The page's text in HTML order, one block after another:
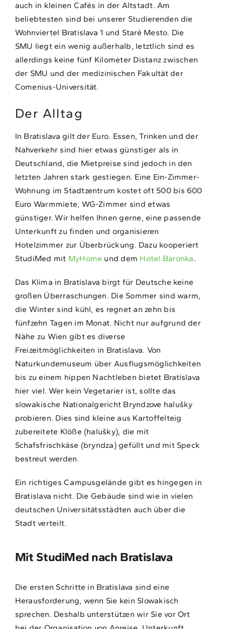
auch in kleinen Cafés in der Altstadt. Am
beliebtesten sind bei unserer Studierenden die
Wohnviertel Bratislava 1 und Staré Mesto. Die
SMU liegt ein wenig außerhalb, letztlich sind es
allerdings keine fünf Kilometer Distanz zwischen
der SMU und der medizinischen Fakultät der
Comenius-Universität.
Der Alltag
In Bratislava gilt der Euro. Essen, Trinken und der
Nahverkehr sind hier etwas günstiger als in
Deutschland, die Mietpreise sind jedoch in den
letzten Jahren stark gestiegen. Eine Ein-Zimmer-
Wohnung im Stadtzentrum kostet oft 500 bis 600
Euro Warmmiete, WG-Zimmer sind etwas
günstiger. Wir helfen Ihnen gerne, eine passende
Unterkunft zu finden und organisieren
Hotelzimmer zur Überbrückung. Dazu kooperiert
StudiMed mit MyHome und dem Hotel Baronka.
Das Klima in Bratislava birgt für Deutsche keine
großen Überraschungen. Die Sommer sind warm,
die Winter sind kühl, es regnet an zehn bis
fünfzehn Tagen im Monat. Nicht nur aufgrund der
Nähe zu Wien gibt es diverse
Freizeitmöglichkeiten in Bratislava. Von
Naturkundemuseum über Ausflugsmöglichkeiten
bis zu einem hippen Nachtleben bietet Bratislava
hier viel. Wer kein Vegetarier ist, sollte das
slowakische Nationalgericht Bryndzove halušky
probieren. Dies sind kleine aus Kartoffelteig
zubereitete Klöße (halušky), die mit
Schafsfrischkäse (bryndza) gefüllt und mit Speck
bestreut werden.
Ein richtiges Campusgelände gibt es hingegen in
Bratislava nicht. Die Gebäude sind wie in vielen
deutschen Universitätsstädten auch über die
Stadt verteilt.
Mit StudiMed nach Bratislava
Die ersten Schritte in Bratislava sind eine
Herausforderung, wenn Sie kein Slowakisch
sprechen. Deshalb unterstützen wir Sie vor Ort